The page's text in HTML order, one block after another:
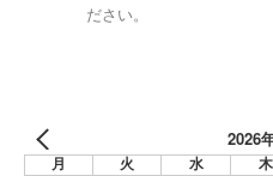
ださい。
2026
月 火 水 木